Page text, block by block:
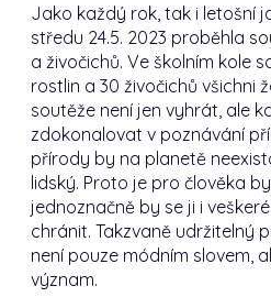
Jako každý rok, tak i letošní
středu 24.5. 2023 proběhla
a živočichů. Ve školním kole
rostlin a 30 živočichů všichni
soutěže není jen vyhrát, ale
zdokonalovat v poznávání
přírody by na planetě
lidský. Proto je pro člověka
jednoznačně by se ji i
chránit. Takzvaně udržitelný
není pouze módním slovem,
význam.